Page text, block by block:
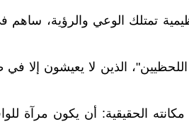
تمتلك الوعي والرؤية،
الذين لا يعيشون
الحقيقية: أن يكون مرآة